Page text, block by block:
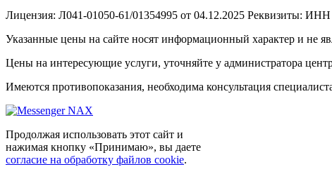
Лицензия: Л041-01050-61/01354995 от 04.12.2025 Реквизиты:
Указанные цены на сайте носят информационный характер и не
Цены на интересующие услуги, уточняйте у администратора
Имеются противопоказания, необходима консультация
Продолжая использовать этот сайт и
нажимая кнопку «Принимаю», вы даете
согласие на обработку файлов cookie.